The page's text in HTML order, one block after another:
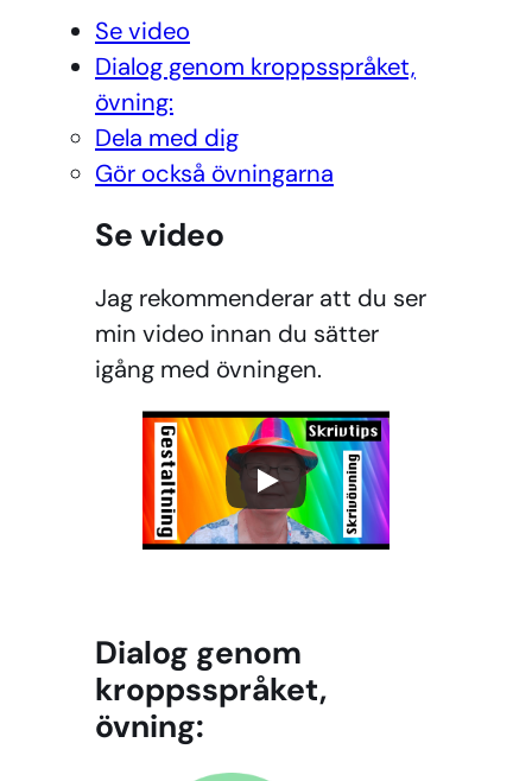
Se video
Dialog genom kroppsspråket,
övning:
Dela med dig
Gör också övningarna
Se video
Jag rekommenderar att du ser
min video innan du sätter
igång med övningen.
Dialog genom
kroppsspråket,
övning: